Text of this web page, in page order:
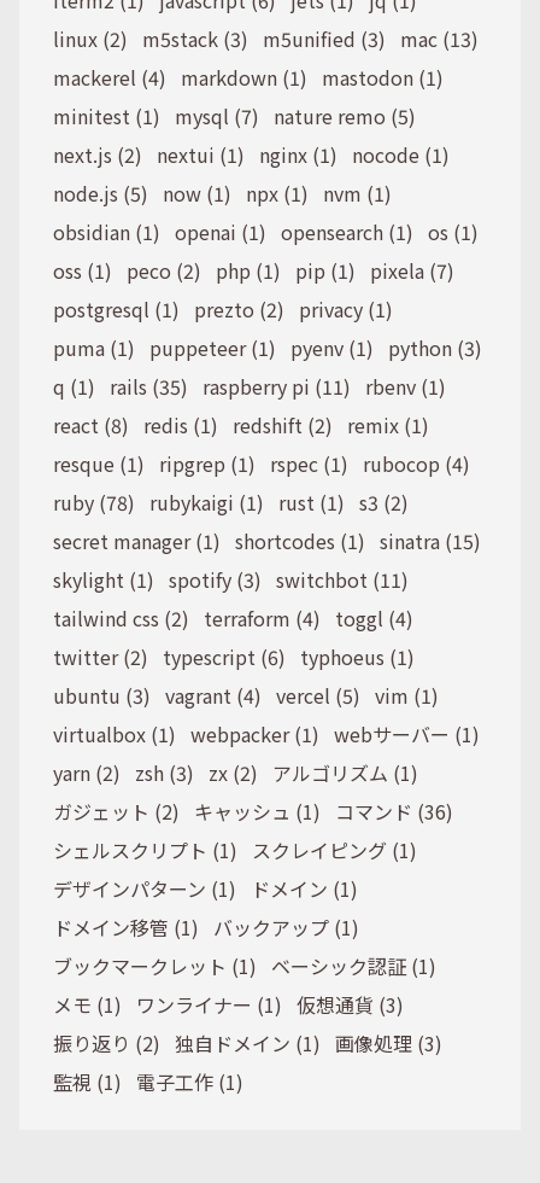
linux (2)
m5stack (3) m5unified (3)
mac (13)
mackerel (4)
markdown (1)
mastodon (1)
minitest (1)
mysql (7)
nature remo (5)
next.js (2)
nextui (1) nginx (1)
nocode (1)
node.js (5)
now (1) npx (1)
nvm (1)
obsidian (1) openai (1) opensearch (1) os (1)
oss (1)
peco (2) php (1) pip (1)
pixela (7)
postgresql (1)
prezto (2)
privacy (1)
puma (1)
puppeteer (1) pyenv (1)
python (3)
q (1)
rails (35) raspberry pi (11)
rbenv (1)
react (8)
redis (1) redshift (2)
remix (1)
resque (1)
ripgrep (1) rspec (1)
rubocop (4)
ruby (78)
rubykaigi (1) rust (1) s3 (2)
secret manager (1) shortcodes (1) sinatra (15)
skylight (1) spotify (3) switchbot (11)
tailwind css (2)
terraform (4)
toggl (4)
twitter (2)
typescript (6)
typhoeus (1)
ubuntu (3) vagrant (4) vercel (5) vim (1)
virtualbox (1) webpacker (1) webサーバー (1)
yarn (2)
zsh (3) zx (2)
アルゴリズム (1)
ガジェット (2)
キャッシュ (1)
コマンド (36)
シェルスクリプト (1)
スクレイピング (1)
デザインパターン (1)
ドメイン (1)
ドメイン移管 (1)
バックアップ (1)
ブックマークレット (1)
ベーシック認証 (1)
メモ (1)
ワンライナー (1) 仮想通貨 (3)
振り返り (2)
独自ドメイン (1) 画像処理 (3)
監視 (1)
電子工作 (1)